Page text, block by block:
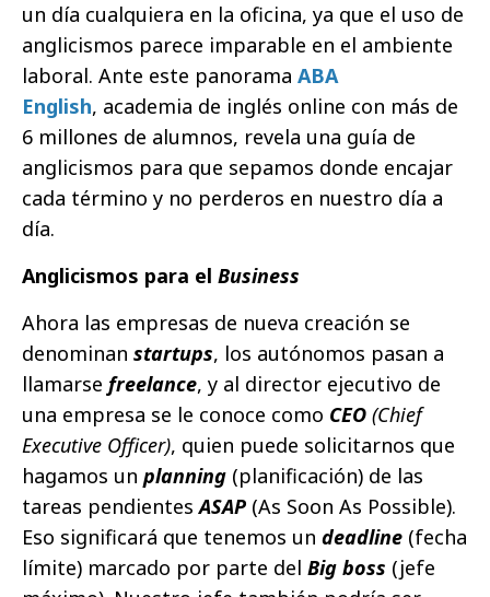
un día cualquiera en la oficina, ya que el uso de
anglicismos parece imparable en el ambiente
laboral. Ante este panorama ABA
English, academia de inglés online con más de
6 millones de alumnos, revela una guía de
anglicismos para que sepamos donde encajar
cada término y no perderos en nuestro día a
día.
Anglicismos para el Business
Ahora las empresas de nueva creación se
denominan startups, los autónomos pasan a
llamarse freelance, y al director ejecutivo de
una empresa se le conoce como CEO (Chief
Executive Officer), quien puede solicitarnos que
hagamos un planning (planificación) de las
tareas pendientesASAP (As Soon As Possible).
Eso significará que tenemos un deadline (fecha
límite) marcado por parte del Big boss (jefe